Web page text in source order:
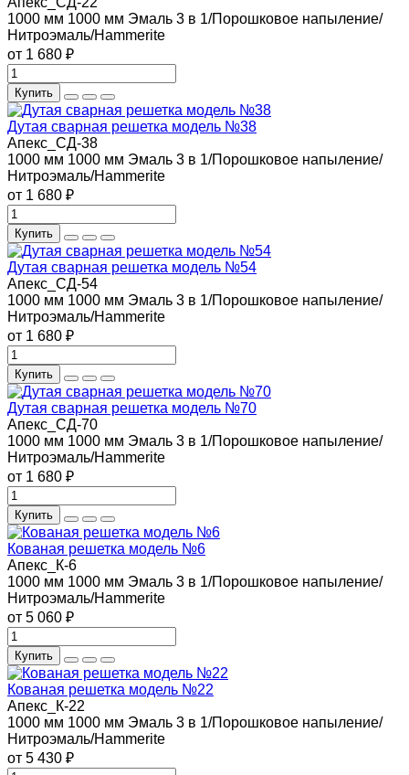
1000 мм 1000 мм Эмаль 3 в 1/Порошковое напыление/
Нитроэмаль/Hammerite
от 1 680 ₽
Купить
Дутая сварная решетка модель №38
Апекс_СД-38
1000 мм 1000 мм Эмаль 3 в 1/Порошковое напыление/
Нитроэмаль/Hammerite
от 1 680 ₽
Купить
Дутая сварная решетка модель №54
Апекс_СД-54
1000 мм 1000 мм Эмаль 3 в 1/Порошковое напыление/
Нитроэмаль/Hammerite
от 1 680 ₽
Купить
Дутая сварная решетка модель №70
Апекс_СД-70
1000 мм 1000 мм Эмаль 3 в 1/Порошковое напыление/
Нитроэмаль/Hammerite
от 1 680 ₽
Купить
Кованая решетка модель №6
Апекс_К-6
1000 мм 1000 мм Эмаль 3 в 1/Порошковое напыление/
Нитроэмаль/Hammerite
от 5 060 ₽
Купить
Кованая решетка модель №22
Апекс_К-22
1000 мм 1000 мм Эмаль 3 в 1/Порошковое напыление/
Нитроэмаль/Hammerite
от 5 430 ₽